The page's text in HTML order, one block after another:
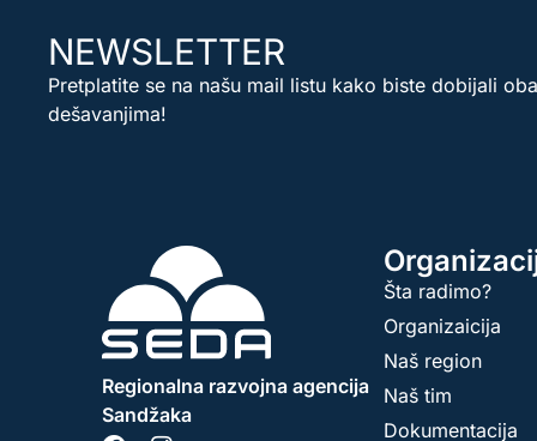
NEWSLETTER
Pretplatite se na našu mail listu kako biste dobijali
dešavanjima!
Regionalna razvojna agencija
Sandžaka
Šta radimo?
Organizaicija
Naš region
Naš tim
Dokumentacija